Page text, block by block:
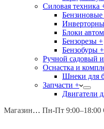
Силовая техника
Бензиновые
Блоки
Бензорезы +
Бензобуры +
Ручной садовый
Оснастка и
Шнеки для
Запчасти +
Двигатели
Магазины: Калуга ул.
Пн-Пт 9:00–18:00